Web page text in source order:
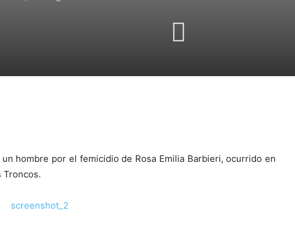
hombre por el femicidio de Rosa Emilia Barbieri, ocurrido en
Troncos.